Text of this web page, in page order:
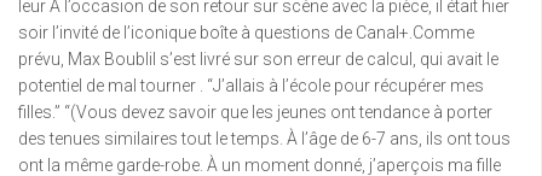
leur A l’occasion de son retour sur scène avec la pièce, il était hier
soir l’invité de l’iconique boîte à questions de Canal+.Comme
prévu, Max Boublil s’est livré sur son erreur de calcul, qui avait le
potentiel de mal tourner . “J’allais à l’école pour récupérer mes
filles.” “(Vous devez savoir que les jeunes ont tendance à porter
des tenues similaires tout le temps. À l’âge de 6-7 ans, ils ont tous
ont la même garde-robe. À un moment donné, j’aperçois ma fille